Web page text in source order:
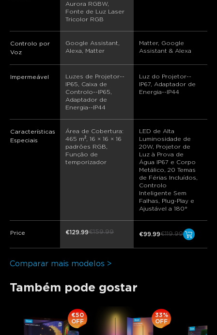
Aurora RGBW,
Fonte de Luz Laser
Tricolor RGB
Controlo por
Voz
Google Assistant,
Alexa, Matter
Matter, Google
Assistant & Alexa
Impermeável
Luzes de Projetor--
IP65, Caixa de
Controlo--IP65,
Adaptador de
Energia--IP44
Luz do Projetor--
IP67, Adaptador de
Energia--IP44
Características
Especiais
Área de Cobertura:
465 m², 16 × 16 × 16
padrões RGB,
Função de
temporizador
LED de Alta
Luminosidade de
20W, Projetor de
Luz à Prova de
Água IP67 e Corpo
Metálico, 20 Temas
de Férias Incluídos,
Controlo
Inteligente Sem
Falhas, Plug-Play e
Ajustável a 180°
Price €129.99€159.99 €99.99€119.99
Comparar mais modelos >
Também pode gostar
€50
OFF
33%
OFF